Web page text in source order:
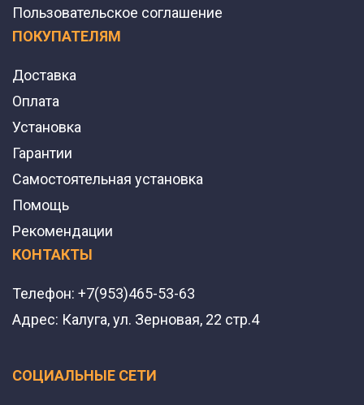
Пользовательское соглашение
ПОКУПАТЕЛЯМ
Доставка
Оплата
Установка
Гарантии
Самостоятельная установка
Помощь
Рекомендации
КОНТАКТЫ
Телефон: +7(953)465-53-63
Адрес: Калуга, ул. Зерновая, 22 стр.4
СОЦИАЛЬНЫЕ СЕТИ